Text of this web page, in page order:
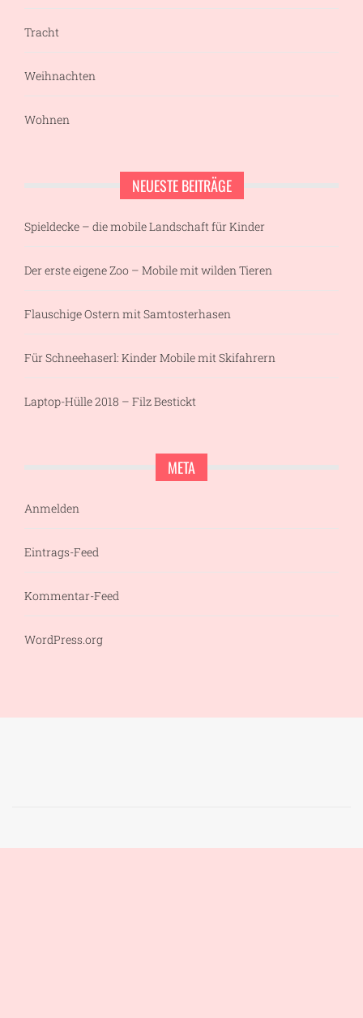
Tracht
Weihnachten
Wohnen
NEUESTE BEITRÄGE
Spieldecke – die mobile Landschaft für Kinder
Der erste eigene Zoo – Mobile mit wilden Tieren
Flauschige Ostern mit Samtosterhasen
Für Schneehaserl: Kinder Mobile mit Skifahrern
Laptop-Hülle 2018 – Filz Bestickt
META
Anmelden
Eintrags-Feed
Kommentar-Feed
WordPress.org